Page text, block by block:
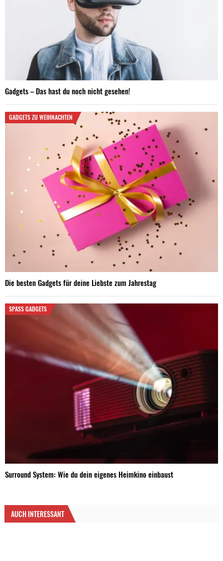
Gadgets – Das hast du noch nicht gesehen!
GADGETS ZU WEIHNACHTEN
Die besten Gadgets für deine Liebste zum Jahrestag
SPASS GADGETS
Surround System: Wie du dein eigenes Heimkino einbaust
AUCH INTERESSANT